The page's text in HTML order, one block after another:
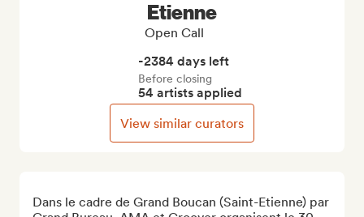
Dans le cadre de Grand Boucan (Saint-Etienne) par
Etienne
Open Call
-2384 days left
Before closing
54 artists applied
View similar curators